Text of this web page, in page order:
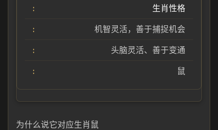
生肖性格
机智灵活，善于捕捉机会
头脑灵活、善于变通
鼠
为什么说它对应生肖鼠